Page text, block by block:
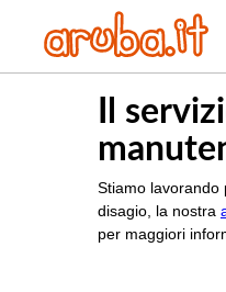
Il
Stiamo lavorando
disagio, la nostra
per maggiori